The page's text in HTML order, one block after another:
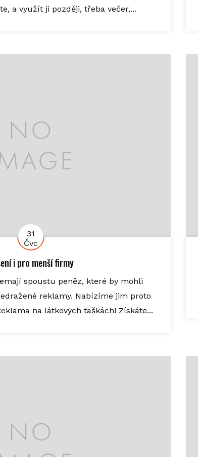
a využít ji později, třeba večer,...
31
Čvc
i pro menší firmy
spoustu peněz, které by mohli
reklamy. Nabízíme jim proto
na látkových taškách! Získáte...